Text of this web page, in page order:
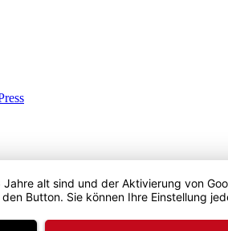
alt sind und der Aktivierung von
Button. Sie können Ihre Einstellung